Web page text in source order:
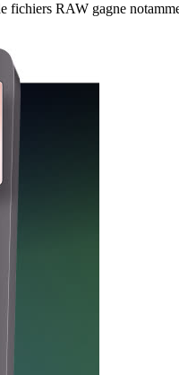
fichiers RAW gagne